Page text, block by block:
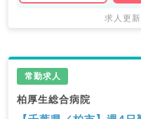
求人更
常勤求人
柏厚生総合病院